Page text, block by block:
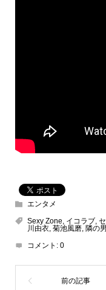
エンタメ
Sexy Zone イコラブ,
川由衣, 菊池風磨, 隣の
コメント: 0